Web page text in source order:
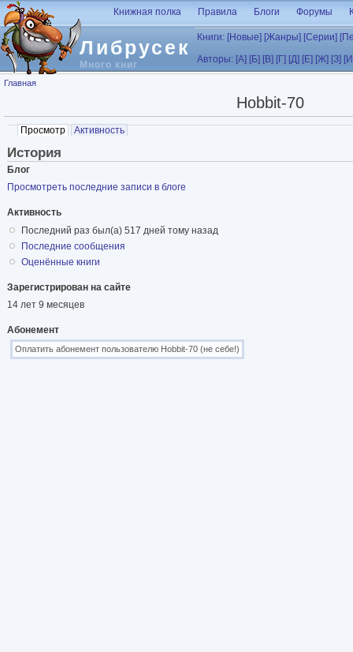
Перейти к основному содержанию
Либрусек
Много книг
Книжная полка Правила Блоги Форумы
Книги: [Новые] [Жанры] [Серии]
Авторы: [А] [Б] [В] [Г] [Д] [Е] [Ж] [З]
Вы здесь
Главная
Hobbit-70
Главные вкладки
Просмотр (активная вкладка)
Активность
История
Блог
Просмотреть последние записи в блоге
Активность
Последний раз был(а) 517 дней тому назад
Последние cообщения
Оценённые книги
Зарегистрирован на сайте
14 лет 9 месяцев
Абонемент